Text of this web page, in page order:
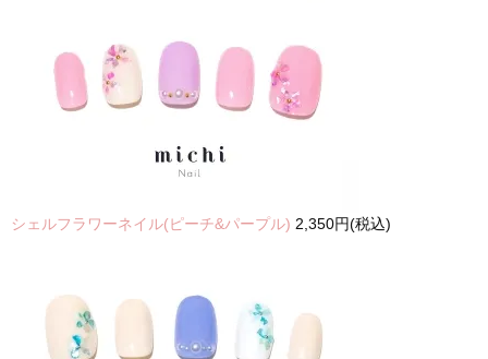
シェルフラワーネイル(ピーチ&パープル) 2,350円(税込)